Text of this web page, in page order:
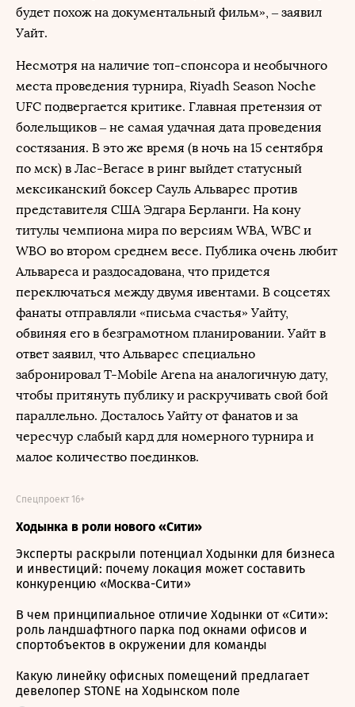
будет похож на документальный фильм», – заявил
Уайт.
Несмотря на наличие топ-спонсора и необычного
места проведения турнира, Riyadh Season Noche
UFC подвергается критике. Главная претензия от
болельщиков – не самая удачная дата проведения
состязания. В это же время (в ночь на 15 сентября
по мск) в Лас-Вегасе в ринг выйдет статусный
мексиканский боксер Сауль Альварес против
представителя США Эдгара Берланги. На кону
титулы чемпиона мира по версиям WBA, WBC и
WBO во втором среднем весе. Публика очень любит
Альвареса и раздосадована, что придется
переключаться между двумя ивентами. В соцсетях
фанаты отправляли «письма счастья» Уайту,
обвиняя его в безграмотном планировании. Уайт в
ответ заявил, что Альварес специально
забронировал T-Mobile Arena на аналогичную дату,
чтобы притянуть публику и раскручивать свой бой
параллельно. Досталось Уайту от фанатов и за
чересчур слабый кард для номерного турнира и
малое количество поединков.
Ходынка в роли нового «Сити»
Спецпроект 16+
Эксперты раскрыли потенциал Ходынки для бизнеса
и инвестиций: почему локация может составить
конкуренцию «Москва-Сити»
В чем принципиальное отличие Ходынки от «Сити»:
роль ландшафтного парка под окнами офисов и
спортобъектов в окружении для команды
Какую линейку офисных помещений предлагает
девелопер STONE на Ходынском поле